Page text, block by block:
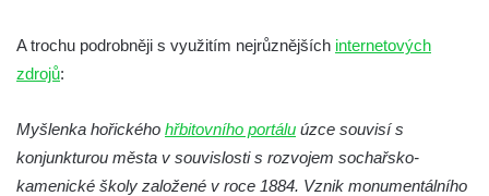
Socha Orlice v ZOO Hluboká
Socha Kozorožec horský v ZOO Hluboká
Socha Včela v ZOO Hluboká
A trochu podrobněji s využitím nejrůznějších internetových
zdrojů:
Myšlenka hořického hřbitovního portálu úzce souvisí s
konjunkturou města v souvislosti s rozvojem sochařsko-
kamenické školy založené v roce 1884. Vznik monumentálního